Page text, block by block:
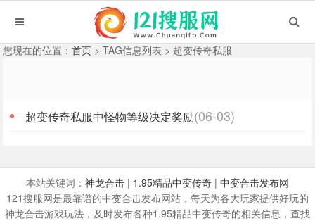
您现在的位置：首页 > TAG信息列表 > 超变传奇私服
超变传奇私服中怪物等级决定奖励(06-03)
本站关键词： 神龙合击| 1.95精品中变传奇| 中变合击发布网
121搜服网是最靠谱的中变合击发布网站，每天为各大玩家提供好玩的
神龙合击游戏玩法，及时发布各种1.95精品中变传奇的相关信息，查找